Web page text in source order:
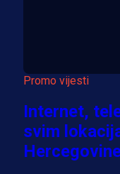
Promo vijesti
Internet,
svim